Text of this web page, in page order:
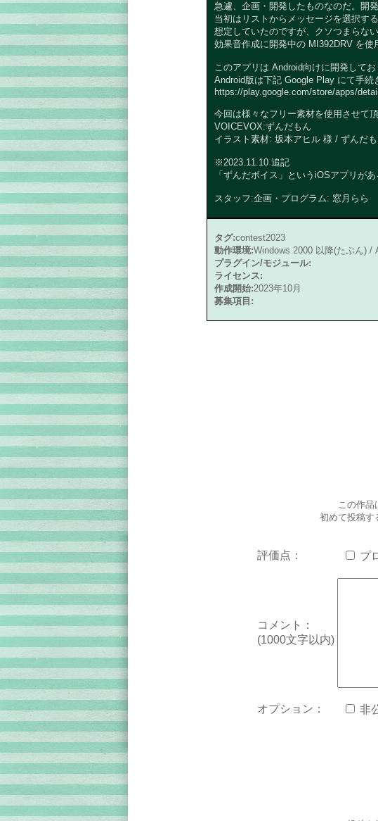
急遽、企画・開発したものなのだ。開
当初はリストからメッセージを選択す
想定していたのですが、クソつまらな
効果音作成に開発中の MI392DRV を使
このアプリは Android向けに開発して
Android版は下記 Google Play にて手続
https://play.google.com/store/apps/
今回は様々なフリー素材を使用させて
VOICEVOX:ずんだもん
イラスト素材: 坂本アヒル 様 / ずんだ
※2023.11.10 追記
「ずんだボイス」というiOSアプリが
スタッフ:企画・プログラム: 窓月らら
タグ:contest2023
動作環境:Windows 2000 以降(たぶん) /
プラグイン/モジュール:
ライセンス:
作成開始:2023年10月
募集項目:
この作品
初めて投稿す
評価点： プ
コメント：
(1000文字以内)
オプション： 非